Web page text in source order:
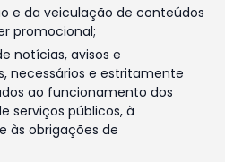
e da veiculação de conteúdos
promocional;
notícias, avisos e
necessários e estritamente
ao funcionamento dos
serviços públicos, à
às obrigações de